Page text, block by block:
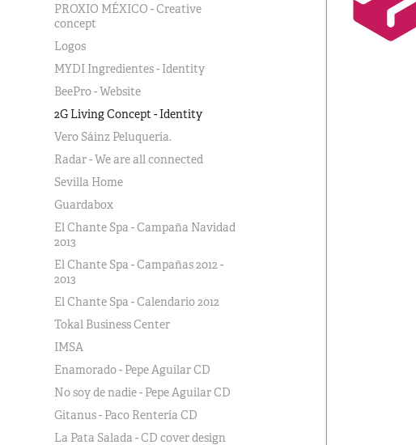
PROXIO MÉXICO - Creative
concept
Logos
MYDI Ingredientes - Identity
BeePro - Website
2G Living Concept - Identity
Vero Sáinz Peluquería.
Radar - We are all connected
Sevilla Home
Guardabox
El Chante Spa - Campaña Navidad
2013
El Chante Spa - Campañas 2012 -
2013
El Chante Spa - Calendario 2012
Tokal Business Center
IMSA
Enamorado - Pepe Aguilar CD
No soy de nadie - Pepe Aguilar CD
Gitanus - Paco Rentería CD
La Pata Salada - CD cover design